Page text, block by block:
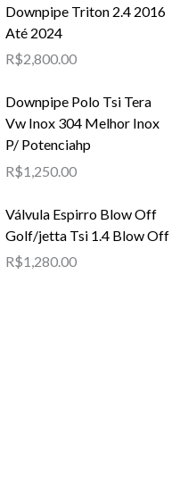
Downpipe Triton 2.4 2016
Até 2024
R$2,800.00
Downpipe Polo Tsi Tera
Vw Inox 304 Melhor Inox
P/ Potenciahp
R$1,250.00
Válvula Espirro Blow Off
Golf/jetta Tsi 1.4 Blow Off
R$1,280.00